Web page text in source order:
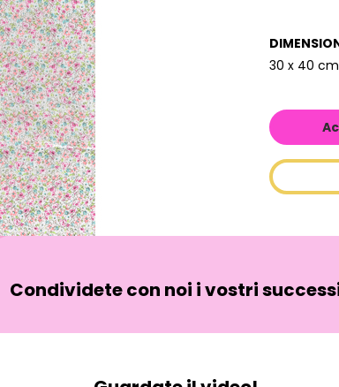
30 x 40 cm
Condividete con noi i vostri